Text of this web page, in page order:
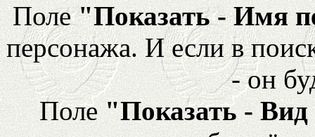
Поле"Показать - Имя
персонажа. И если в
- он
Поле "Показать -